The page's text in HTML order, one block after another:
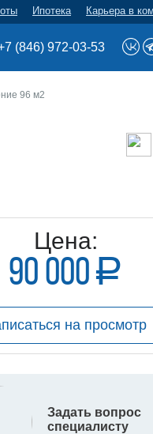
Ипотека Карьера в
(846) 972-03-53
96 м2
Цена:
90 000 a
руб. на просмотр
Задать вопрос
специалисту